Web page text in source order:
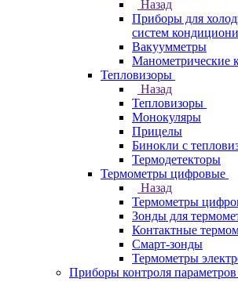
Назад
Приборы для
систем
Вакуумметры
Манометрические
Тепловизоры
Назад
Тепловизоры
Монокуляры
Прицелы
Бинокли с
Термодетекторы
Термометры цифровые
Назад
Термометры
Зонды для
Контактные
Смарт-зонды
Термометры
Приборы контроля